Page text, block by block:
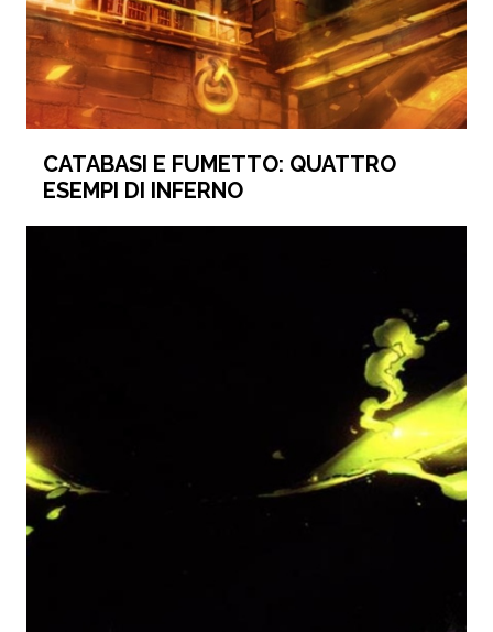
CATABASI E FUMETTO: QUATTRO
ESEMPI DI INFERNO